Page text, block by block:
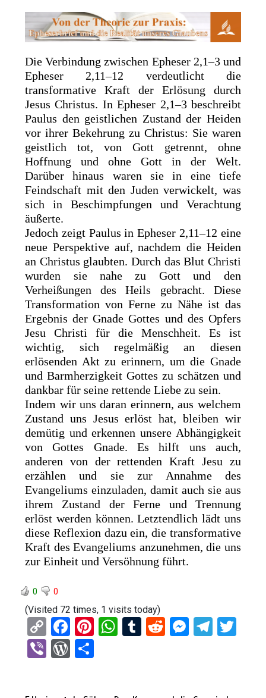
Die Verbindung zwischen Epheser 2,1–3 und
Epheser 2,11–12 verdeutlicht die
transformative Kraft der Erlösung durch
Jesus Christus. In Epheser 2,1–3 beschreibt
Paulus den geistlichen Zustand der Heiden
vor ihrer Bekehrung zu Christus: Sie waren
geistlich tot, von Gott getrennt, ohne
Hoffnung und ohne Gott in der Welt.
Darüber hinaus waren sie in eine tiefe
Feindschaft mit den Juden verwickelt, was
sich in Beschimpfungen und Verachtung
äußerte.
Jedoch zeigt Paulus in Epheser 2,11–12 eine
neue Perspektive auf, nachdem die Heiden
an Christus glaubten. Durch das Blut Christi
wurden sie nahe zu Gott und den
Verheißungen des Heils gebracht. Diese
Transformation von Ferne zu Nähe ist das
Ergebnis der Gnade Gottes und des Opfers
Jesu Christi für die Menschheit. Es ist
wichtig, sich regelmäßig an diesen
erlösenden Akt zu erinnern, um die Gnade
und Barmherzigkeit Gottes zu schätzen und
dankbar für seine rettende Liebe zu sein.
Indem wir uns daran erinnern, aus welchem
Zustand uns Jesus erlöst hat, bleiben wir
demütig und erkennen unsere Abhängigkeit
von Gottes Gnade. Es hilft uns auch,
anderen von der rettenden Kraft Jesu zu
erzählen und sie zur Annahme des
Evangeliums einzuladen, damit auch sie aus
ihrem Zustand der Ferne und Trennung
erlöst werden können. Letztendlich lädt uns
diese Reflexion dazu ein, die transformative
Kraft des Evangeliums anzunehmen, die uns
zur Einheit und Versöhnung führt.
0 0
(Visited 72 times, 1 visits today)
C
o
py
F
a
ce
Pi
W
T
R
M
T
Vi
W